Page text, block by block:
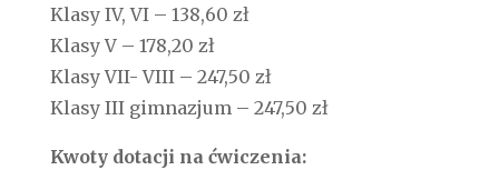
Klasy IV, VI – 138,60 zł
Klasy V – 178,20 zł
Klasy VII- VIII – 247,50 zł
Klasy III gimnazjum – 247,50 zł
Kwoty dotacji na ćwiczenia: